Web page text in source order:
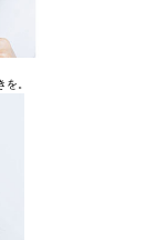
。